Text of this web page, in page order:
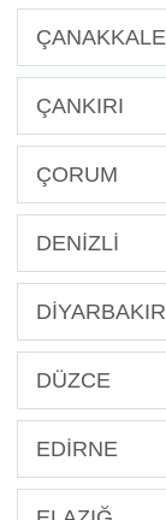
ÇANAKKALE
ÇANKIRI
ÇORUM
DENİZLİ
DİYARBAKIR
DÜZCE
EDİRNE